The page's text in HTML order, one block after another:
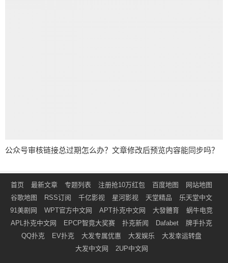
公众号审核链接总过期怎么办？文章修改后预览内容能同步吗？
首页 最新文章 专题列表 注册抢10万红包 百度地图
网站地图
谷歌地图
RSS订阅 千亿影视 星河影视 天堂精品
乐天堂中文
91美剧网
WPT官方中文网 APT扑克中文网 大發體育
蜗牛电竞
APL扑克中文网
EPCP智竟大奖赛 扑克新闻 Dafabet
牌手扑克
QQ扑克
EV扑克 大发专属优惠 大发娱乐
大发幸运转盘
大发中文网
2UP中文网